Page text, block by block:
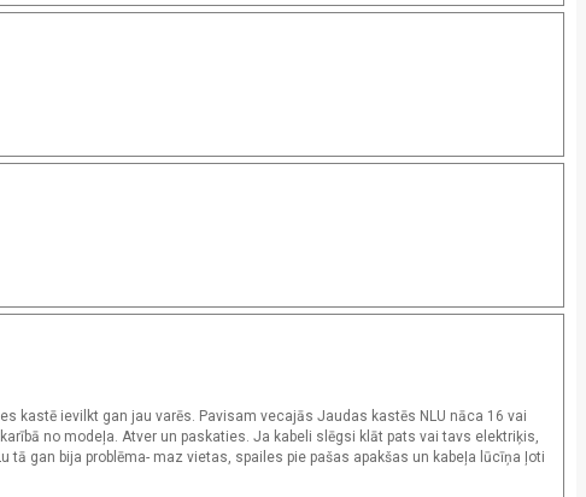
kastē ievilkt gan jau varēs. Pavisam vecajās Jaudas kastēs NLU nāca 16 vai
no modeļa. Atver un paskaties. Ja kabeli slēgsi klāt pats vai tavs elektriķis,
gan bija problēma- maz vietas, spailes pie pašas apakšas un kabeļa lūcīņa ļoti